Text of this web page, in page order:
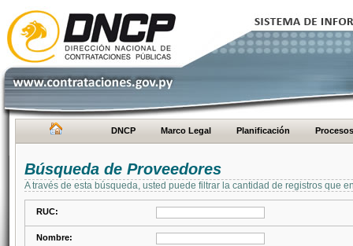
DNCP Marco Legal Planificación Procesos
Búsqueda de Proveedores
A través de esta búsqueda, usted puede filtrar la cantidad de registros que
RUC:
Nombre: